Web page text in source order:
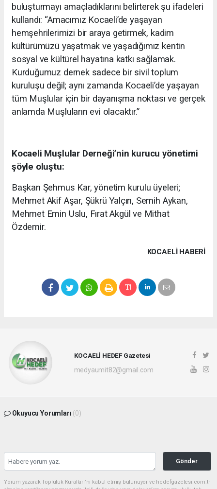
buluşturmayı amaçladıklarını belirterek şu ifadeleri
kullandı: “Amacımız Kocaeli’de yaşayan
hemşehrilerimizi bir araya getirmek, kadim
kültürümüzü yaşatmak ve yaşadığımız kentin
sosyal ve kültürel hayatına katkı sağlamak.
Kurduğumuz dernek sadece bir sivil toplum
kuruluşu değil; aynı zamanda Kocaeli’de yaşayan
tüm Muşlular için bir dayanışma noktası ve gerçek
anlamda Muşluların evi olacaktır.”
Kocaeli Muşlular Derneği’nin kurucu yönetimi
şöyle oluştu:
Başkan Şehmus Kar, yönetim kurulu üyeleri;
Mehmet Akif Aşar, Şükrü Yalçın, Semih Aykan,
Mehmet Emin Uslu, Fırat Akgül ve Mithat
Özdemir.
KOCAELI HABERİ
KOCAELİ HEDEF Gazetesi
medyaumit82@gmail.com
Okuyucu Yorumları (0)
Gönder
Yorum yazarak Topluluk Kuralları’nı kabul etmiş bulunuyor ve hedefgazetesi.com.tr